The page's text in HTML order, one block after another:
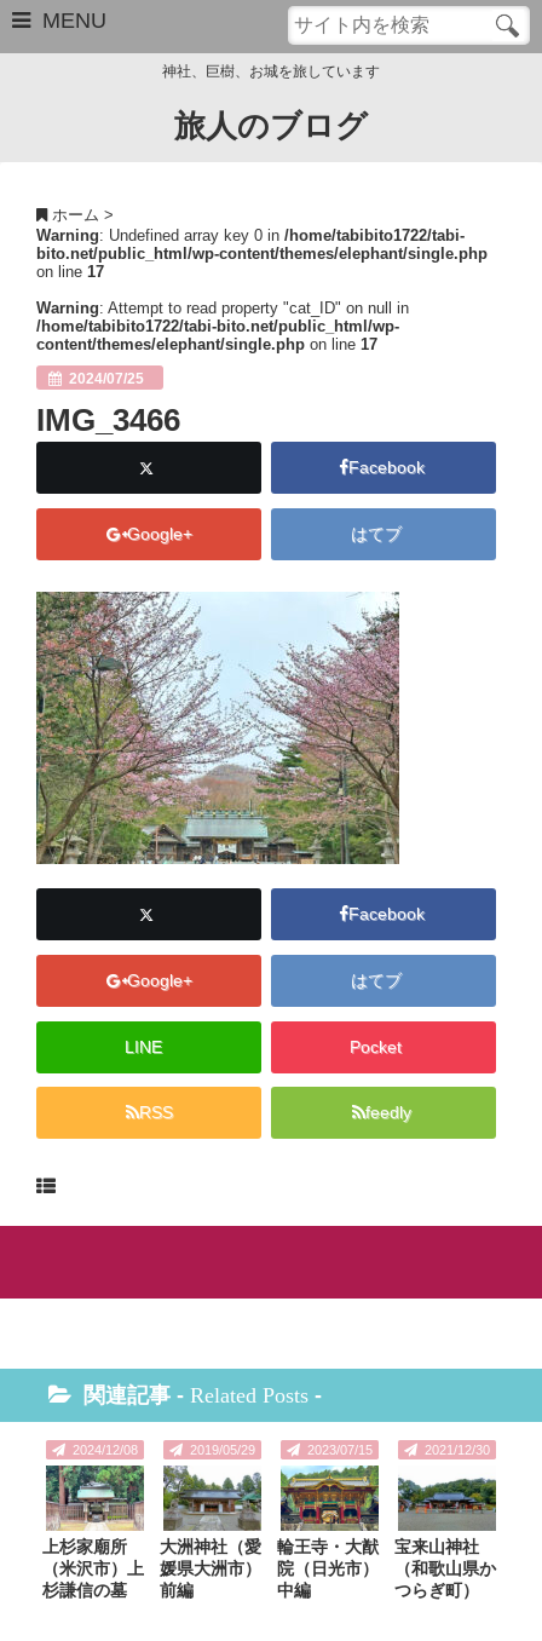
MENU
サイトマップ
Close
神社、巨樹、お城を旅しています
旅人のブログ
ホーム >
Warning: Undefined array key 0 in /home/tabibito1722/tabi-
bito.net/public_html/wp-content/themes/elephant/single.php
on line 17
Warning: Attempt to read property "cat_ID" on null in
/home/tabibito1722/tabi-bito.net/public_html/wp-
content/themes/elephant/single.php on line 17
2024/07/25
IMG_3466
Facebook
Google+ はてブ
Facebook
Google+ はてブ
LINE Pocket
RSS feedly
関連記事 - Related Posts -
2024/12/08
上杉家廟所
（米沢市）上
杉謙信の墓
2019/05/29
大洲神社（愛
媛県大洲市）
前編
2023/07/15
輪王寺・大猷
院（日光市）
中編
2021/12/30
宝来山神社
（和歌山県か
つらぎ町）